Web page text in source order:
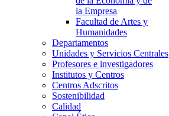
la Empresa
Facultad de Artes y
Humanidades
Departamentos
Unidades y Servicios Centrales
Profesores e investigadores
Institutos y Centros
Centros Adscritos
Sostenibilidad
Calidad